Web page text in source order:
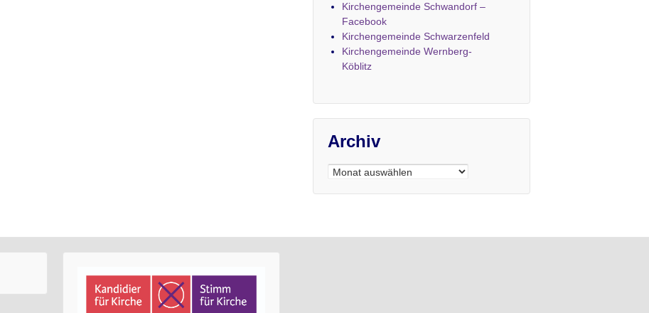
Kirchengemeinde Schwandorf –
Facebook
Kirchengemeinde Schwarzenfeld
Kirchengemeinde Wernberg-
Köblitz
Archiv
Archiv